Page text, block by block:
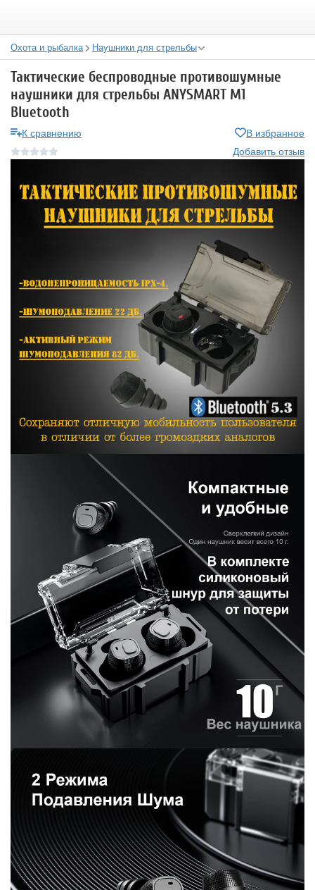
Охота и рыбалка Наушники для стрельбы
Тактические беспроводные противошумные
наушники для стрельбы ANYSMART M1
Bluetooth
К сравнению
В избранное
Добавить отзыв